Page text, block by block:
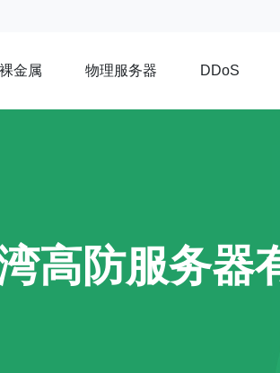
金属 物理服务器 DDoS
高防服务器